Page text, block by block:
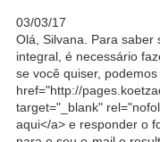
03/03/17
Olá, Silvana. Para saber
integral, é necessário
se você quiser,
href="http://
target="_blank"
aqui</a> e responder o